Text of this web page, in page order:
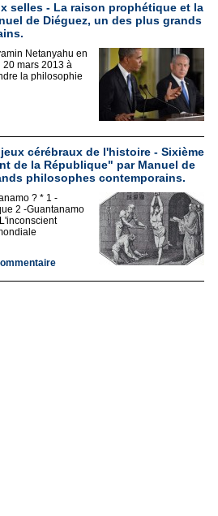
selles - La raison prophétique et la
de Diéguez, un des plus grands
Netanyahu en
20 mars 2013 à
la philosophie
cérébraux de l'histoire - Sixième
de la République" par Manuel de
philosophes contemporains.
? * 1 -
2 -Guantanamo